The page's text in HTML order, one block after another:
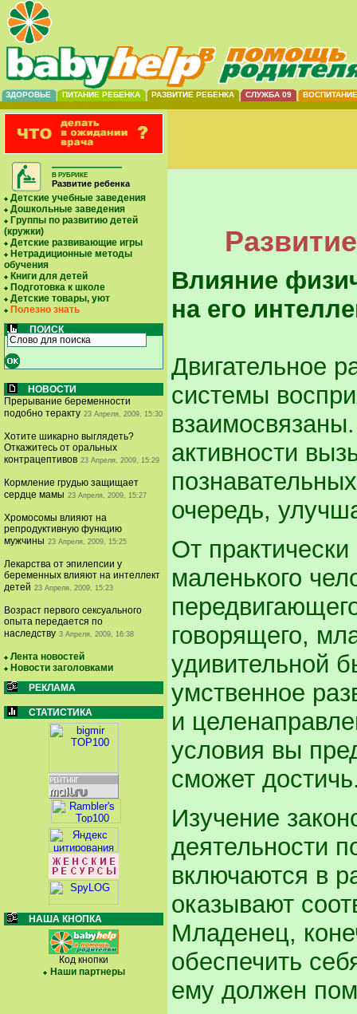
ЗДОРОВЬЕ ПИТАНИЕ РЕБЕНКА РАЗВИТИЕ РЕБЕНКА СЛУЖБА 09 ВОСПИТАНИЕ
В РУБРИКЕ
Развитие ребенка
Детские учебные заведения
Дошкольные заведения
Группы по развитию детей
(кружки)
Детские развивающие игры
Нетрадиционные методы
обучения
Книги для детей
Подготовка к школе
Детские товары, уют
Полезно знать
ПОИСК
НОВОСТИ
Прерывание беременности
подобно теракту 23 Апреля, 2009, 15:30
Хотите шикарно выглядеть?
Откажитесь от оральных
контрацептивов 23 Апреля, 2009, 15:29
Кормление грудью защищает
сердце мамы 23 Апреля, 2009, 15:27
Хромосомы влияют на
репродуктивную функцию
мужчины 23 Апреля, 2009, 15:25
Лекарства от эпилепсии у
беременных влияют на интеллект
детей 23 Апреля, 2009, 15:23
Возраст первого сексуального
опыта передается по
наследству 3 Апреля, 2009, 16:38
Лента новостей
Новости заголовками
РЕКЛАМА
СТАТИСТИКА
НАША КНОПКА
Код кнопки
Наши партнеры
Влияние
на его
Двигательное
системы
активности
очередь,
От
маленького
говорящего,
удивительной
умственное
и
условия вы
сможет
Изучение
деятельности
включаются в
оказывают
Младенец,
обеспечить
ему должен